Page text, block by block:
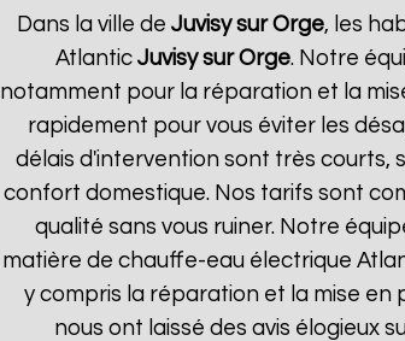
Dans la ville de Juvisy sur Orge, les
Atlantic Juvisy sur Orge. Notre
notamment pour la réparation et la
rapidement pour vous éviter les
délais d'intervention sont très courts,
confort domestique. Nos tarifs sont
qualité sans vous ruiner. Notre
matière de chauffe-eau électrique
y compris la réparation et la mise
nous ont laissé des avis élogieux